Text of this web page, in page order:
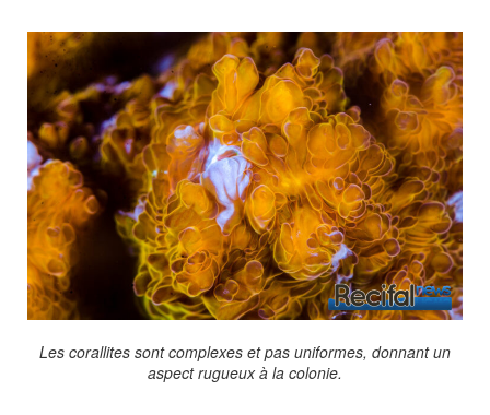
Les corallites sont complexes et pas uniformes, donnant un
aspect rugueux à la colonie.